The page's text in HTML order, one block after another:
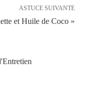
ASTUCE SUIVANTE
et Huile de Coco »